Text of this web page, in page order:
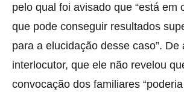
pelo qual foi avisado que “está em
que pode conseguir resultados
para a elucidação desse caso”. De
interlocutor, que ele não revelou
convocação dos familiares